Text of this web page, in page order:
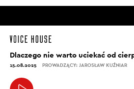
Dlaczego nie warto uciekać od
15.08.2025 PROWADZĄCY: JAROSŁAW KUŹNIAR